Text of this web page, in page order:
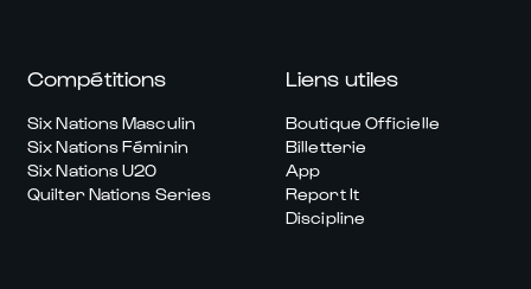
Compétitions
Six Nations Masculin
Six Nations Féminin
Six Nations U20
Quilter Nations Series
Liens utiles
Boutique Officielle
Billetterie
App
Report It
Discipline